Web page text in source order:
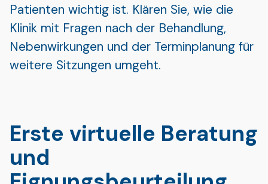
Patienten wichtig ist. Klären Sie, wie die
Klinik mit Fragen nach der Behandlung,
Nebenwirkungen und der Terminplanung für
weitere Sitzungen umgeht.
Erste virtuelle Beratung
und